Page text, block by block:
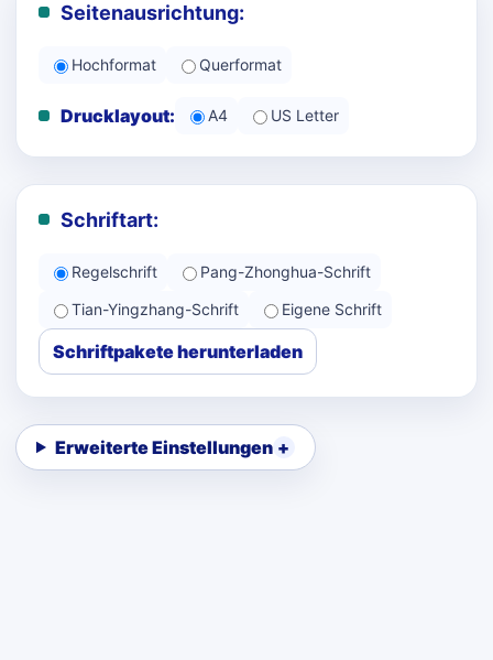
Seitenausrichtung:
Hochformat Querformat
Drucklayout: A4 US Letter
Schriftart:
Regelschrift
Pang-Zhonghua-Schrift
Tian-Yingzhang-Schrift
Eigene Schrift
Schriftpakete herunterladen
Erweiterte Einstellungen